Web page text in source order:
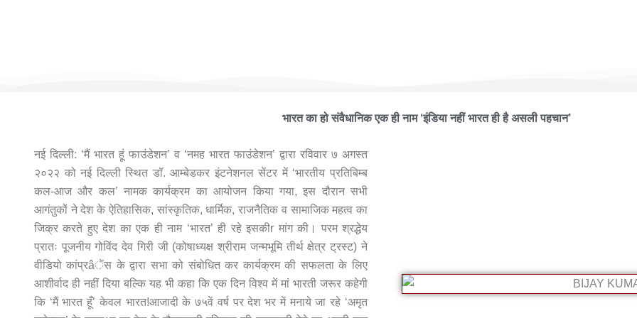
भारत का हो संवैधानिक एक ही नाम ‘इंडिया नहीं भारत ही है असली पहचान’
नई दिल्ली: ‘मैं भारत हूं फाउंडेशन’ व ‘नमह भारत फाउंडेशन’ द्वारा रविवार ७ अगस्त
२०२२ को नई दिल्ली स्थित डॉ. आम्बेडकर इंटनेशनल सेंटर में ‘भारतीय प्रतिबिम्ब
कल-आज और कल’ नामक कार्यक्रम का आयोजन किया गया, इस दौरान सभी
आगंतुकों ने देश के ऐतिहासिक, सांस्कृतिक, धार्मिक, राजनैतिक व सामाजिक महत्व का
जिक्र करते हुए देश का एक ही नाम ‘भारत’ ही रहे इसकीr मांग की। परम श्रद्धेय
प्रातः पूजनीय गोविंद देव गिरी जी (कोषाध्यक्ष श्रीराम जन्मभूमि तीर्थ क्षेत्र ट्रस्ट) ने
वीडियो कांप्रâेंस के द्वारा सभा को संबोधित कर कार्यक्रम की सफलता के लिए
आशीर्वाद ही नहीं दिया बल्कि यह भी कहा कि एक दिन विश्व में मां भारती जरूर कहेगी
कि ‘मैं भारत हूँ’ केवल भारत!आजादी के ७५वें वर्ष पर देश भर में मनाये जा रहे ‘अमृत